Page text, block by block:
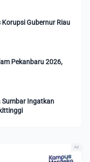
Gubernur Riau
Pekanbaru 2026,
Sumbar Ingatkan
Ad